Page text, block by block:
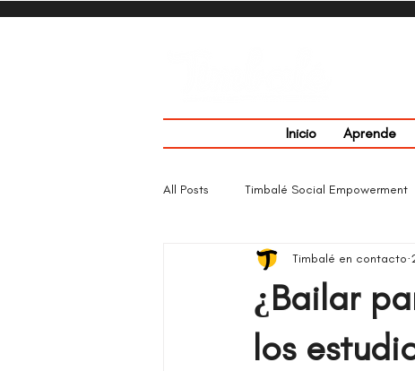
Inicio Aprende
All Posts Timbalé Social Empowerment
TimbAllero Fest 2022 Empresa
¿Bailar
los
Timbalé en contacto